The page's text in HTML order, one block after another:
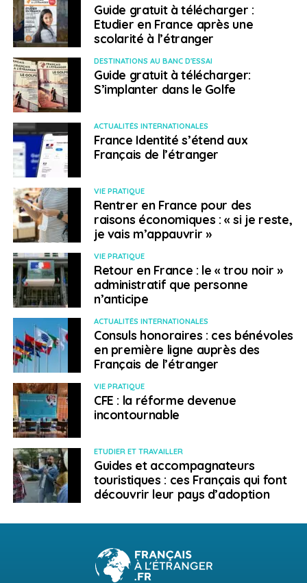
SUJETS ASSOCIÉS: CANADA FEATURED
FRANÇAIS
FRANCOPHONIE
IMMIGRATION
Les derniers conseils aux voyageurs du Quai
d’Orsay
NE RATEZ PAS
Coronavirus: quels sont les foyers épidémiques
dans le monde
Martin Rigaud-Pezzoni
Guide gratuit à télécharger :
Etudier en France après une
scolarité à l’étranger
DESTINATIONS AU BANC D'ESSAI
Guide gratuit à télécharger:
S’implanter dans le Golfe
ACTUALITÉS INTERNATIONALES
France Identité s’étend aux
Français de l’étranger
VIE PRATIQUE
Rentrer en France pour des
raisons économiques : « si je reste,
je vais m’appauvrir »
VIE PRATIQUE
Retour en France : le « trou noir »
administratif que personne
n’anticipe
ACTUALITÉS INTERNATIONALES
Consuls honoraires : ces bénévoles
en première ligne auprès des
Français de l’étranger
VIE PRATIQUE
CFE : la réforme devenue
incontournable
ETUDIER ET TRAVAILLER
Guides et accompagnateurs
touristiques : ces Français qui font
découvrir leur pays d’adoption